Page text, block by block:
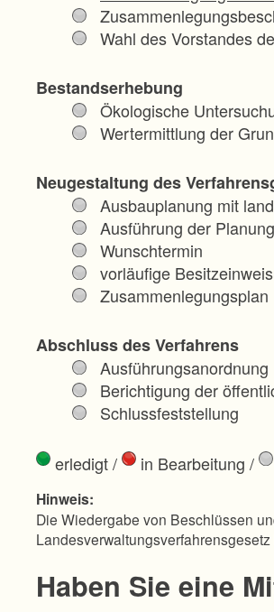
Wahl des Vorstandes
Bestandserhebung
Ökologische
Wertermittlung der
Neugestaltung des
Ausbauplanung mit
Ausführung der Planung
Wunschtermin
vorläufige
Zusammenlegungsplan
Abschluss des Verfahrens
Ausführungsanordnung
Berichtigung der
Schlussfeststellung
erledigt/ in Bearbeitung /
Hinweis:
Die Wiedergabe von Beschlüssen
Haben Sie eine